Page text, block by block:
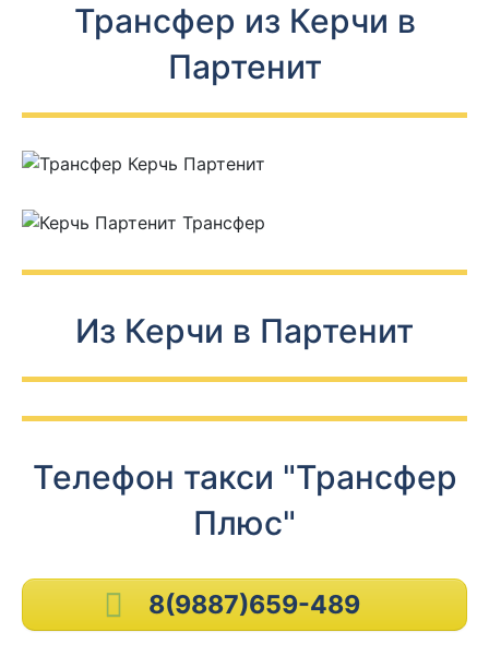
Трансфер из Керчи в
Партенит
Из Керчи в Партенит
Телефон такси "Трансфер
Плюс"
8(9887)659-489